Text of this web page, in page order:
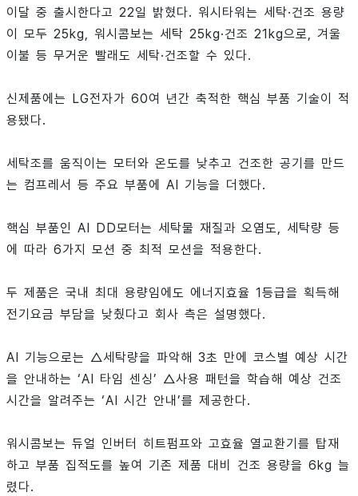
이달 중 출시한다고 22일 밝혔다. 워시타워는 세탁·건조 용량
이 모두 25kg, 워시콤보는 세탁 25kg·건조 21kg으로, 겨울
이불 등 무거운 빨래도 세탁·건조할 수 있다.
신제품에는 LG전자가 60여 년간 축적한 핵심 부품 기술이 적
용됐다.
세탁조를 움직이는 모터와 온도를 낮추고 건조한 공기를 만드
는 컴프레서 등 주요 부품에 AI 기능을 더했다.
핵심 부품인 AI DD모터는 세탁물 재질과 오염도, 세탁량 등
에 따라 6가지 모션 중 최적 모션을 적용한다.
두 제품은 국내 최대 용량임에도 에너지효율 1등급을 획득해
전기요금 부담을 낮췄다고 회사 측은 설명했다.
AI 기능으로는 △세탁량을 파악해 3초 만에 코스별 예상 시간
을 안내하는 ‘AI 타임 센싱’ △사용 패턴을 학습해 예상 건조
시간을 알려주는 ‘AI 시간 안내’를 제공한다.
워시콤보는 듀얼 인버터 히트펌프와 고효율 열교환기를 탑재
하고 부품 집적도를 높여 기존 제품 대비 건조 용량을 6kg 늘
렸다.